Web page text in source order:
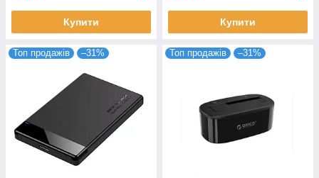
Купити Купити
Топ продажів –31% Топ продажів –31%